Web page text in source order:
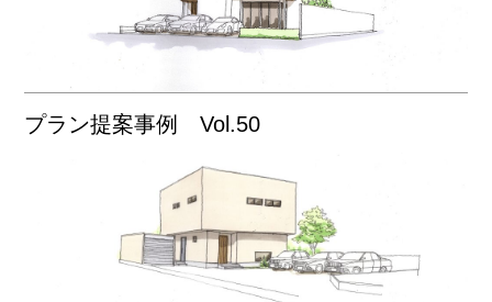
プラン提案事例 Vol.50